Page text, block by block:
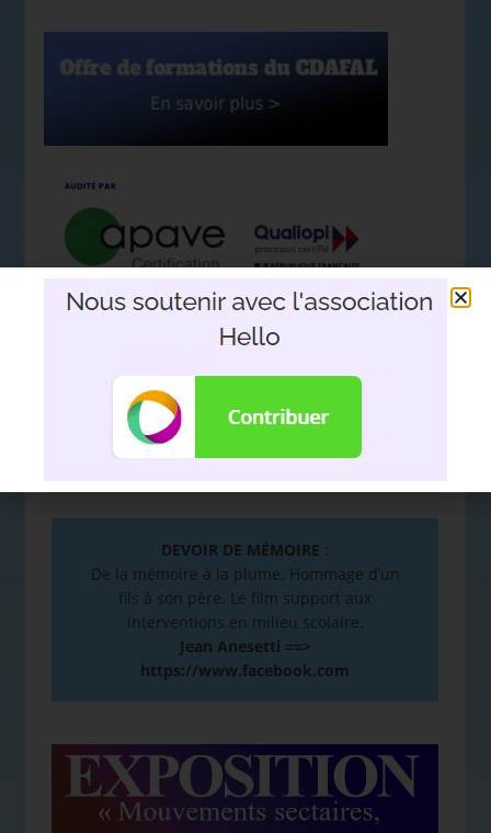
Nous soutenir avec l'association
Hello
DEVOIR DE MÉMOIRE :
De la mémoire à la plume. Hommage d’un
fils à son père. Le film support aux
interventions en milieu scolaire.
Jean Anesetti ==>
https://www.facebook.com